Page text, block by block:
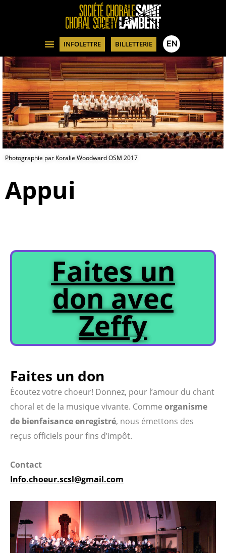
INFOLETTRE BILLETTERIE EN
Photographie par Koralie Woodward OSM 2017
Appui
Faites un
don avec
Zeffy
Faites un don
Écoutez votre choeur! Donnez, pour l’amour du chant
choral et de la musique vivante. Comme organisme
de bienfaisance enregistré, nous émettons des
reçus officiels pour fins d’impôt.
Contact
Info.choeur.scsl@gmail.com